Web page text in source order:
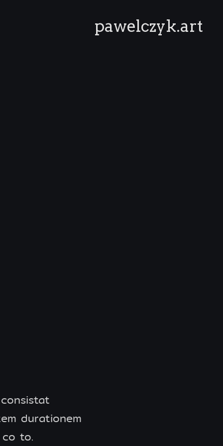
pawelczyk.art
durationem
to.